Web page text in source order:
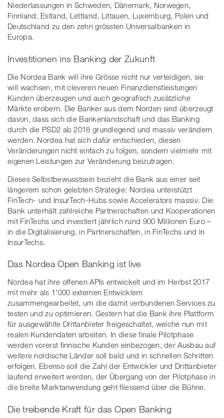
Niederlassungen in Schweden, Dänemark, Norwegen,
Finnland, Estland, Lettland, Littauen, Luxemburg, Polen und
Deutschland zu den zehn grössten Universalbanken in
Europa.
Investitionen ins Banking der Zukunft
Die Nordea Bank will ihre Grösse nicht nur verteidigen, sie
will wachsen, mit cleveren neuen Finanzdienstleistungen
Kunden überzeugen und auch geografisch zusätzliche
Märkte erobern. Die Banker aus dem Norden sind überzeugt
davon, dass sich die Bankenlandschaft und das Banking
durch die PSD2 ab 2018 grundlegend und massiv verändern
werden. Nordea hat sich dafür entschieden, diesen
Veränderungen nicht einfach zu folgen, sondern vielmehr mit
eigenen Leistungen zur Veränderung beizutragen.
Dieses Selbstbewusstsein bezieht die Bank aus einer seit
längerem schon gelebten Strategie: Nordea unterstützt
FinTech- und InsurTech-Hubs sowie Accelerators massiv. Die
Bank unterhält zahlreiche Partnerschaften und Kooperationen
mit FinTechs und investiert jährlich rund 900 Millionen Euro –
in die Digitalisierung, in Partnerschaften, in FinTechs und in
InsurTechs.
Das Nordea Open Banking ist live
Nordea hat ihre offenen APIs entwickelt und im Herbst 2017
mit mehr als 1'000 externen Entwicklern
zusammengearbeitet, um die damit verbundenen Services zu
testen und zu optimieren. Gestern hat die Bank ihre Plattform
für ausgewählte Drittanbieter freigeschaltet, welche nun mit
realen Kundendaten arbeiten. In diese finale Pilotphase
werden vorerst finnische Kunden einbezogen, der Ausbau auf
weitere nordische Länder soll bald und in schnellen Schritten
erfolgen. Ebenso soll die Zahl der Entwickler und Drittanbieter
laufend erweitert werden, der Übergang von der Pilotphase in
die breite Marktanwendung geht fliessend über die Bühne.
Die treibende Kraft für das Open Banking